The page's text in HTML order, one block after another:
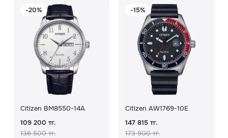
-20%
Citizen BM8550-14A
109 200 тг.
136 500 тг.
-15%
Citizen AW1769-10E
147 815 тг.
173 900 тг.
Доставка и оплата
Блог